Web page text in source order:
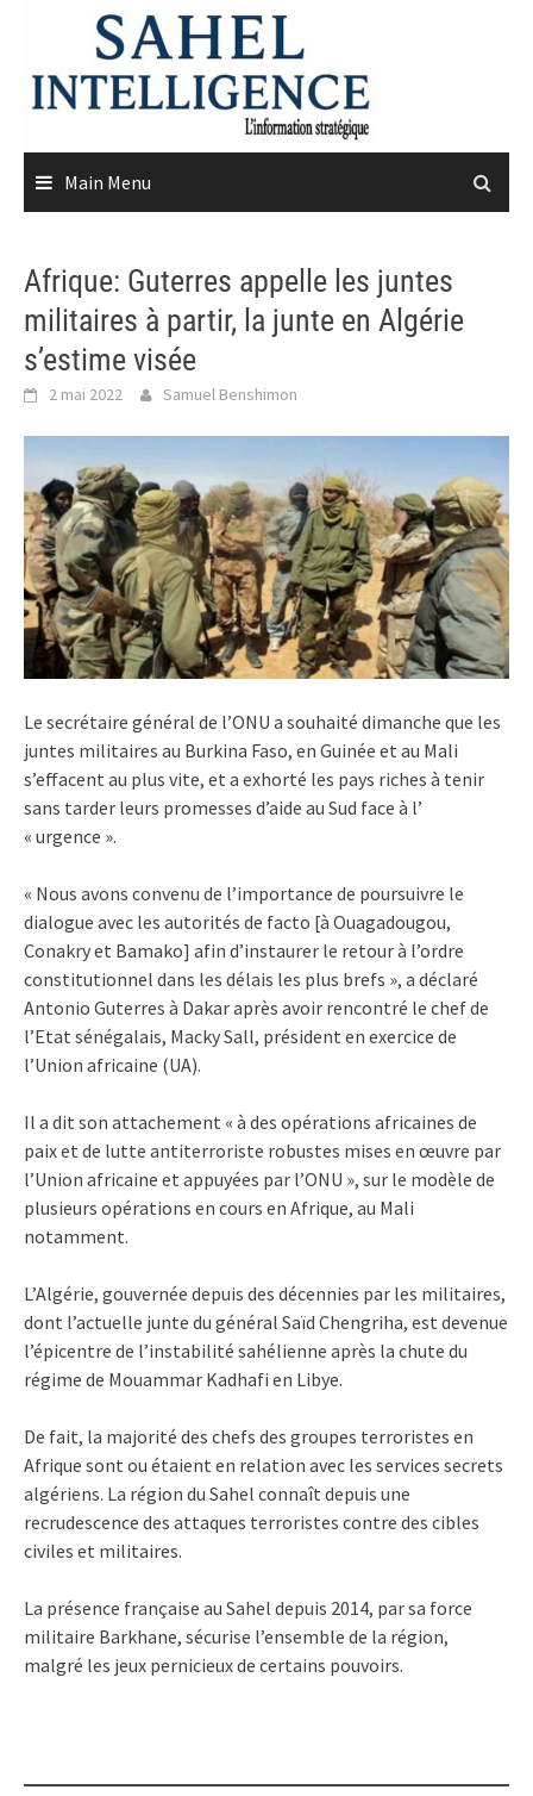
content
Main Menu
Afrique: Guterres appelle les juntes
militaires à partir, la junte en Algérie
s’estime visée
2 mai 2022 Samuel Benshimon
Le secrétaire général de l’ONU a souhaité dimanche que les
juntes militaires au Burkina Faso, en Guinée et au Mali
s’effacent au plus vite, et a exhorté les pays riches à tenir
sans tarder leurs promesses d’aide au Sud face à l’
« urgence ».
« Nous avons convenu de l’importance de poursuivre le
dialogue avec les autorités de facto [à Ouagadougou,
Conakry et Bamako] afin d’instaurer le retour à l’ordre
constitutionnel dans les délais les plus brefs », a déclaré
Antonio Guterres à Dakar après avoir rencontré le chef de
l’Etat sénégalais, Macky Sall, président en exercice de
l’Union africaine (UA).
Il a dit son attachement « à des opérations africaines de
paix et de lutte antiterroriste robustes mises en œuvre par
l’Union africaine et appuyées par l’ONU », sur le modèle de
plusieurs opérations en cours en Afrique, au Mali
notamment.
L’Algérie, gouvernée depuis des décennies par les militaires,
dont l’actuelle junte du général Saïd Chengriha, est devenue
l’épicentre de l’instabilité sahélienne après la chute du
régime de Mouammar Kadhafi en Libye.
De fait, la majorité des chefs des groupes terroristes en
Afrique sont ou étaient en relation avec les services secrets
algériens. La région du Sahel connaît depuis une
recrudescence des attaques terroristes contre des cibles
civiles et militaires.
La présence française au Sahel depuis 2014, par sa force
militaire Barkhane, sécurise l’ensemble de la région,
malgré les jeux pernicieux de certains pouvoirs.